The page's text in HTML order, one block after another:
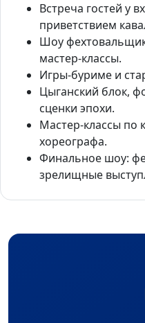
Встреча гостей у
приветствием
Шоу
мастер-классы.
Игры-буриме и
Цыганский блок,
сценки эпохи.
Мастер-классы по
хореографа.
Финальное шоу:
зрелищные